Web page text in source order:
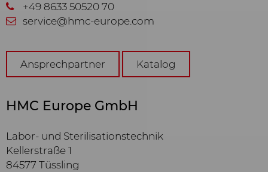
+49 8633 50520 70
service@hmc-europe.com
Ansprechpartner Katalog
HMC Europe GmbH
Labor- und Sterilisationstechnik
Kellerstraße 1
84577 Tüssling